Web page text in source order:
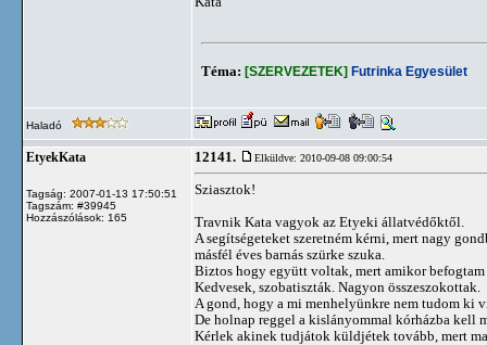
Téma: [SZERVEZETEK] Futrinka Egyesület
Haladó
EtyekKata
Tagság: 2007-01-13 17:50:51
Tagszám: #39945
Hozzászólások: 165
12141. Elküldve: 2010-09-08 09:00:54
Sziasztok!
Travnik Kata vagyok az Etyeki állatvédőktől.
A segítségeteket szeretném kérni, mert nagy
másfél éves barnás szürke szuka.
Biztos hogy együtt voltak, mert amikor
Kedvesek, szobatiszták. Nagyon összeszokottak.
A gond, hogy a mi menhelyünkre nem tudom
De holnap reggel a kislányommal kórházba kell
Kérlek akinek tudjátok küldjétek tovább, mert